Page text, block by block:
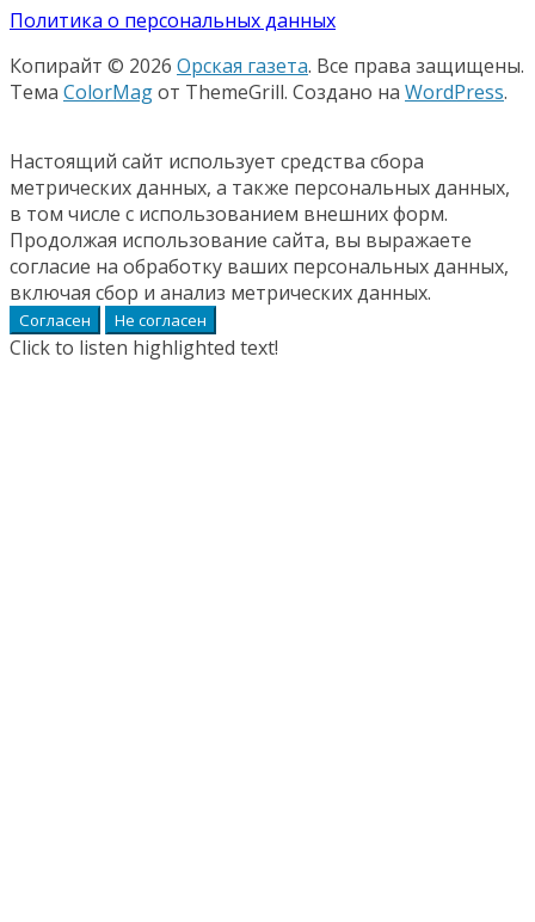
Политика о персональных данных
Копирайт © 2026 Орская газета. Все права защищены.
Тема ColorMagот ThemeGrill. Создано на WordPress.
Настоящий сайт использует средства сбора
метрических данных, а также персональных данных,
в том числе с использованием внешних форм.
Продолжая использование сайта, вы выражаете
согласие на обработку ваших персональных данных,
включая сбор и анализ метрических данных.
Согласен Не согласен
Click to listen highlighted text!